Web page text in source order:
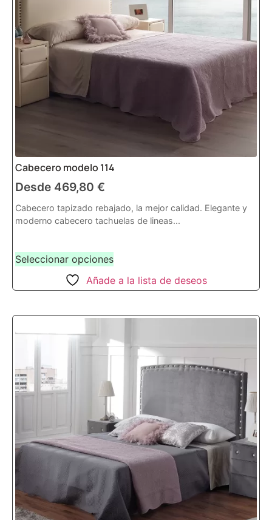
Cabecero modelo 114
Desde 469,80 €
Cabecero tapizado rebajado, la mejor calidad. Elegante y
moderno cabecero tachuelas de lineas...
Seleccionar opciones
Añade a la lista de deseos